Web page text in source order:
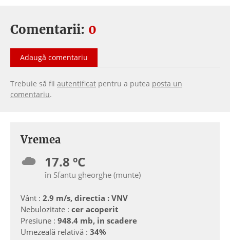
Comentarii: 0
Adaugă comentariu
Trebuie să fii autentificat pentru a putea posta un
comentariu.
Vremea
17.8 ºC
în Sfantu gheorghe (munte)
Vânt : 2.9 m/s, directia : VNV
Nebulozitate : cer acoperit
Presiune : 948.4 mb, in scadere
Umezeală relativă : 34%